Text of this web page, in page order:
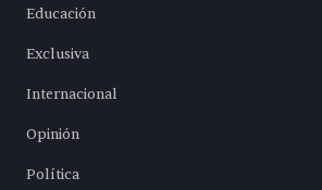
Educación
Exclusiva
Internacional
Opinión
Política